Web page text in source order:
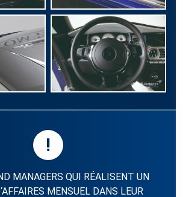
!
MANAGERS QUI RÉALISENT UN
MENSUEL DANS LEUR